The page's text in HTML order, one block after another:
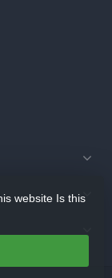
website Is this